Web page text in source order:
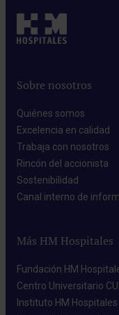
Sobre nosotros
Quiénes somos​
Excelencia en calidad​
Trabaja con nosotros​
Rincón del accionista​
Sostenibilidad​
Canal interno de
Más HM Hospitales
Fundación HM
Centro Universitario
Instituto HM Hospitales​